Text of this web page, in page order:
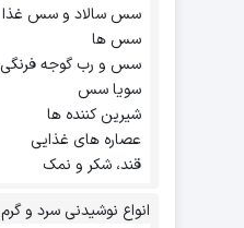
سس سالاد و سس غذا
سس ها
سس و رب گوجه فرنگی
سویا سس
شیرین کننده ها
عصاره های غذایی
قند، شکر و نمک
انواع نوشیدنی سرد و گرم